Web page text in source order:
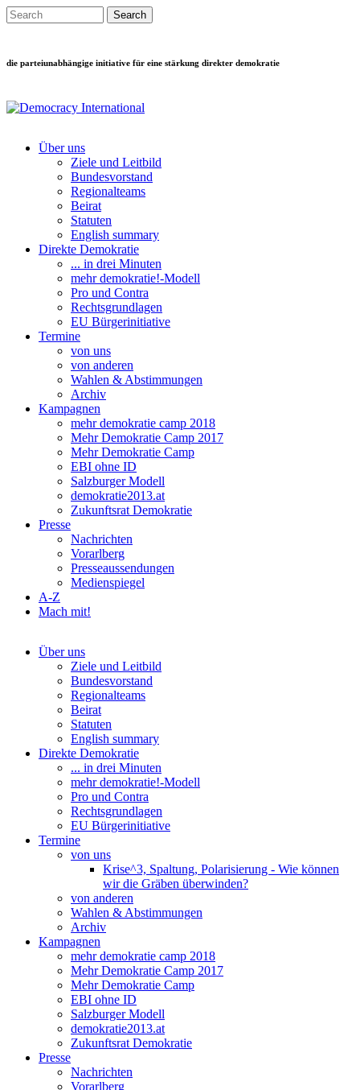
Direkt zum Inhalt
Search this site
die parteiunabhängige initiative für eine stärkung direkter demokratie
Main menu
Über uns
Ziele und Leitbild
Bundesvorstand
Regionalteams
Beirat
Statuten
English summary
Direkte Demokratie
... in drei Minuten
mehr demokratie!-Modell
Pro und Contra
Rechtsgrundlagen
EU Bürgerinitiative
Termine
von uns
von anderen
Wahlen & Abstimmungen
Archiv
Kampagnen
mehr demokratie camp 2018
Mehr Demokratie Camp 2017
Mehr Demokratie Camp
EBI ohne ID
Salzburger Modell
demokratie2013.at
Zukunftsrat Demokratie
Presse
Nachrichten
Vorarlberg
Presseaussendungen
Medienspiegel
A-Z
Mach mit!
Über uns
Ziele und Leitbild
Bundesvorstand
Regionalteams
Beirat
Statuten
English summary
Direkte Demokratie
... in drei Minuten
mehr demokratie!-Modell
Pro und Contra
Rechtsgrundlagen
EU Bürgerinitiative
Termine
von uns
Krise^3, Spaltung, Polarisierung - Wie können
wir die Gräben überwinden?
von anderen
Wahlen & Abstimmungen
Archiv
Kampagnen
mehr demokratie camp 2018
Mehr Demokratie Camp 2017
Mehr Demokratie Camp
EBI ohne ID
Salzburger Modell
demokratie2013.at
Zukunftsrat Demokratie
Presse
Nachrichten
Vorarlberg